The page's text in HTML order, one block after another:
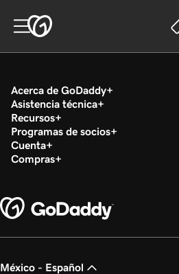
Acerca de GoDaddy
Asistencia técnica
Recursos
Programas de socios
Cuenta
Compras
México - Español